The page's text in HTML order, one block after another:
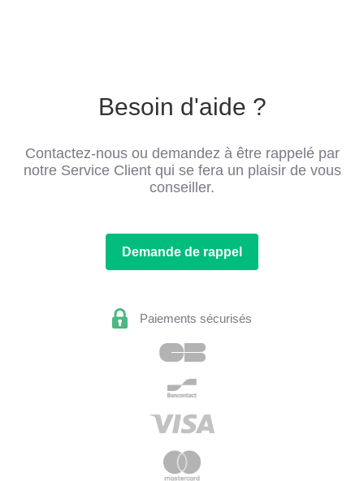
Besoin d'aide ?
Contactez-nous ou demandez à être rappelé par
notre Service Client qui se fera un plaisir de vous
conseiller.
Demande de rappel
Paiements sécurisés